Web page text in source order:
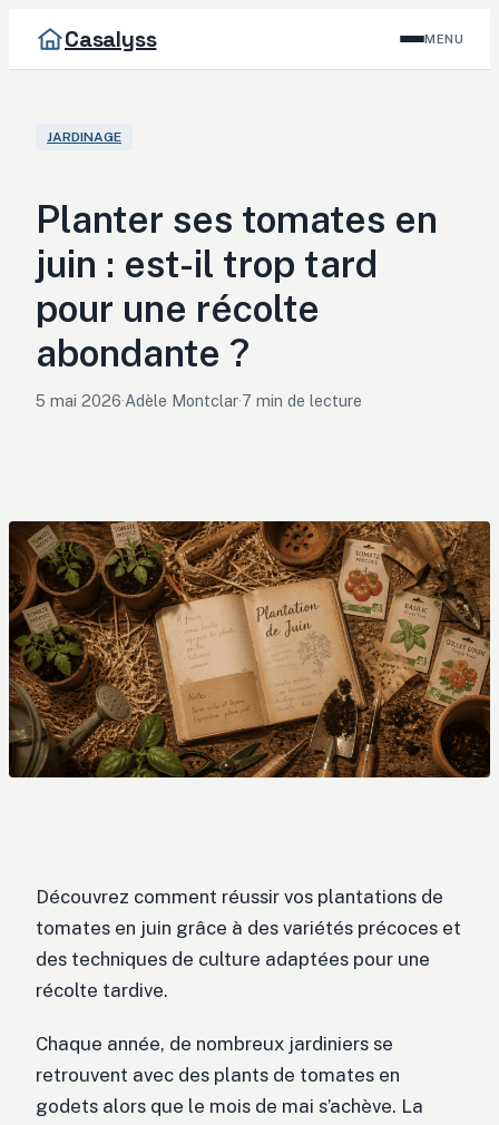
Casalyss MENU
JARDINAGE
Planter ses tomates en
juin : est-il trop tard
pour une récolte
abondante ?
5 mai 2026·Adèle Montclar·7 min de lecture
Découvrez comment réussir vos plantations de
tomates en juin grâce à des variétés précoces et
des techniques de culture adaptées pour une
récolte tardive.
Chaque année, de nombreux jardiniers se
retrouvent avec des plants de tomates en
godets alors que le mois de mai s’achève. La